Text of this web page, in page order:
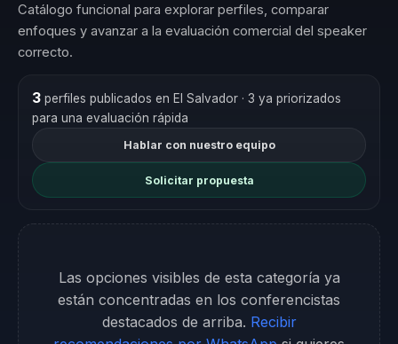
Catálogo funcional para explorar perfiles, comparar
enfoques y avanzar a la evaluación comercial del speaker
correcto.
3perfiles publicados en El Salvador · 3 ya priorizados
para una evaluación rápida
Hablar con nuestro equipo
Solicitar propuesta
Las opciones visibles de esta categoría ya
están concentradas en los conferencistas
destacados de arriba. Recibir